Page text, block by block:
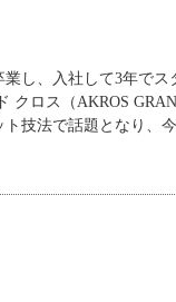
し、入社して3年で
ロス（AKROS
技法で話題となり、